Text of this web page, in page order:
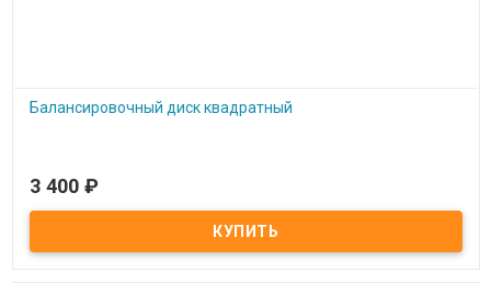
Балансировочный диск квадратный
Под заказ
Балансировочный диск квадратный
3 400 ₽